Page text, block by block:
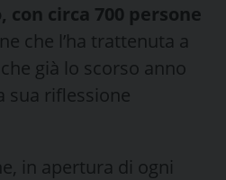
circa 700 persone
che l’ha trattenuta a
già lo scorso anno
sua riflessione
in apertura di ogni